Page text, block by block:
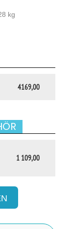
kg
4169,00
1 109,00